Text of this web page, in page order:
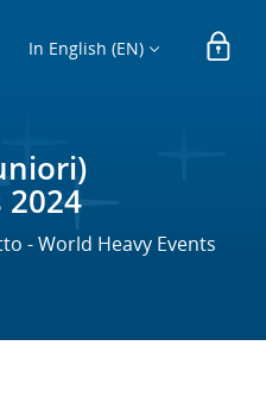
In English (EN)
- World Heavy Events